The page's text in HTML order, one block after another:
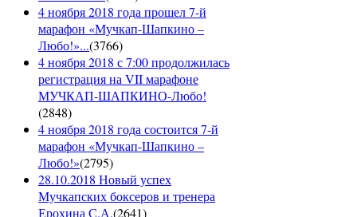
4 ноября 2018 года прошел 7-й
марафон «Мучкап-Шапкино –
Любо!»...(3766)
4 ноября 2018 с 7:00 продолжилась
регистрация на VII марафоне
МУЧКАП-ШАПКИНО-Любо!
(2848)
4 ноября 2018 года состоится 7-й
марафон «Мучкап-Шапкино –
Любо!»(2795)
28.10.2018 Новый успех
Мучкапских боксеров и тренера
Ерохина С.А.(2641)